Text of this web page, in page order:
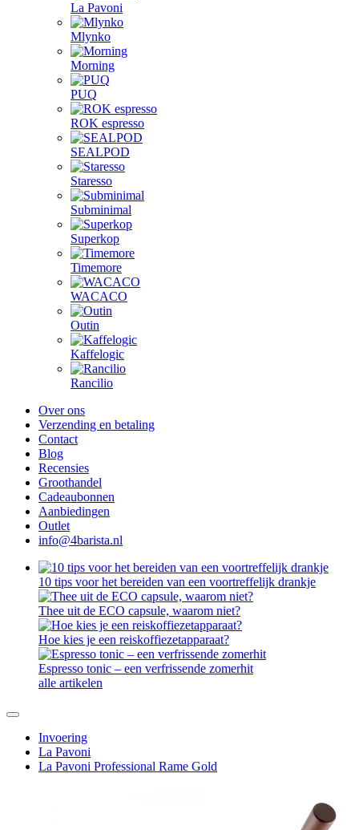
La Pavoni
Mlynko
Morning
PUQ
ROK espresso
SEALPOD
Staresso
Subminimal
Superkop
Timemore
WACACO
Outin
Kaffelogic
Rancilio
Over ons
Verzending en betaling
Contact
Blog
Recensies
Groothandel
Cadeaubonnen
Aanbiedingen
Outlet
info@4barista.nl
10 tips voor het bereiden van een voortreffelijk drankje
Thee uit de ECO capsule, waarom niet?
Hoe kies je een reiskoffiezetapparaat?
Espresso tonic – een verfrissende zomerhit
alle artikelen
Invoering
La Pavoni
La Pavoni Professional Rame Gold